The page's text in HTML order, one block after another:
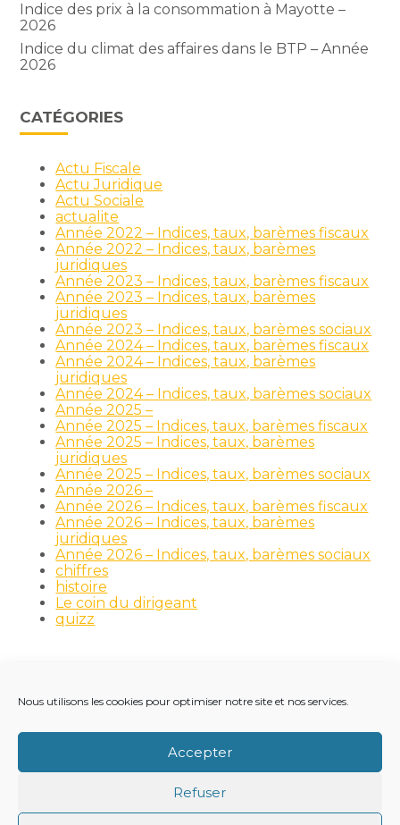
Nous utilisons les cookies pour optimiser notre site et nos services.
Accepter
Refuser
Indice des prix à la consommation à Mayotte –
2026
Indice du climat des affaires dans le BTP – Année
2026
CATÉGORIES
Actu Fiscale
Actu Juridique
Actu Sociale
actualite
Année 2022 – Indices, taux, barèmes fiscaux
Année 2022 – Indices, taux, barèmes
juridiques
Année 2023 – Indices, taux, barèmes fiscaux
Année 2023 – Indices, taux, barèmes
juridiques
Année 2023 – Indices, taux, barèmes sociaux
Année 2024 – Indices, taux, barèmes fiscaux
Année 2024 – Indices, taux, barèmes
juridiques
Année 2024 – Indices, taux, barèmes sociaux
Année 2025 –
Année 2025 – Indices, taux, barèmes fiscaux
Année 2025 – Indices, taux, barèmes
juridiques
Année 2025 – Indices, taux, barèmes sociaux
Année 2026 –
Année 2026 – Indices, taux, barèmes fiscaux
Année 2026 – Indices, taux, barèmes
juridiques
Année 2026 – Indices, taux, barèmes sociaux
chiffres
histoire
Le coin du dirigeant
quizz
Principale
RECRUTEMENT
NOTRE ACTUALITÉ
VIE DU CABINET
CONTACT